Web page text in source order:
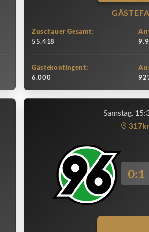
Zuschauer Gesamt:
55.418
Gästekontingent:
6.000
Samstag,
0:1